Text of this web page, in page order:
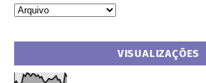
VISUALIZAÇÕES